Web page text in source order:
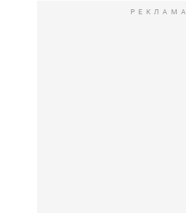
РЕКЛАМА